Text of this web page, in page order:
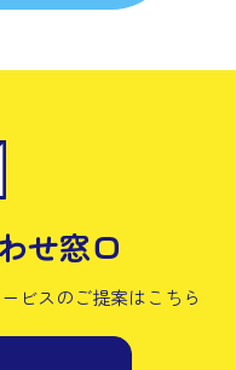
せ窓口
ビスのご提案はこちら